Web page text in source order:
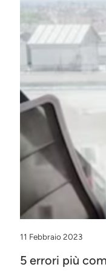
11 Febbraio 2023
5 errori più